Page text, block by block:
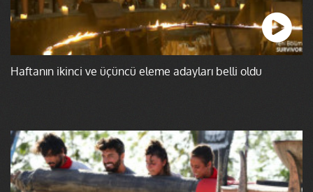
Haftanın ikinci ve üçüncü eleme adayları belli oldu